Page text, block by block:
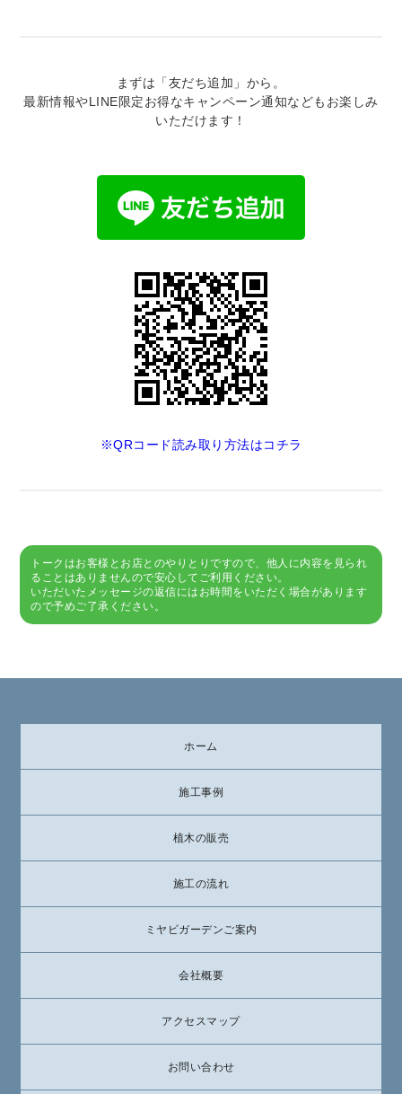
まずは「友だち追加」から。
最新情報やLINE限定お得なキャンペーン通知などもお楽しみ
いただけます！
※QRコード読み取り方法はコチラ
トークはお客様とお店とのやりとりですので、他人に内容を見られ
ることはありませんので安心してご利用ください。
いただいたメッセージの返信にはお時間をいただく場合があります
ので予めご了承ください。
ホーム
施工事例
植木の販売
施工の流れ
ミヤビガーデンご案内
会社概要
アクセスマップ
お問い合わせ